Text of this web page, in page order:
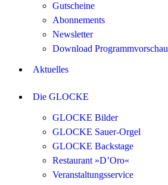
Gutscheine
Abonnements
Newsletter
Download Programmvorschau
Aktuelles
Die GLOCKE
GLOCKE Bilder
GLOCKE Sauer-Orgel
GLOCKE Backstage
Restaurant »D’Oro«
Veranstaltungsservice